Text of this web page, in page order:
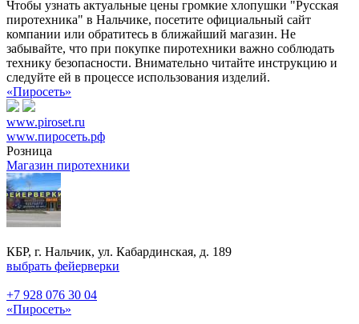
Чтобы узнать актуальные цены громкие хлопушки "Русская
пиротехника" в Нальчике, посетите официальный сайт
компании или обратитесь в ближайший магазин. Не
забывайте, что при покупке пиротехники важно соблюдать
технику безопасности. Внимательно читайте инструкцию и
следуйте ей в процессе использования изделий.
«Пиросеть»
www.piroset.ru
www.пиросеть.рф
Розница
Магазин пиротехники
КБР, г. Нальчик, ул. Кабардинская, д. 189
выбрать фейерверки
+7 928 076 30 04
«Пиросеть»